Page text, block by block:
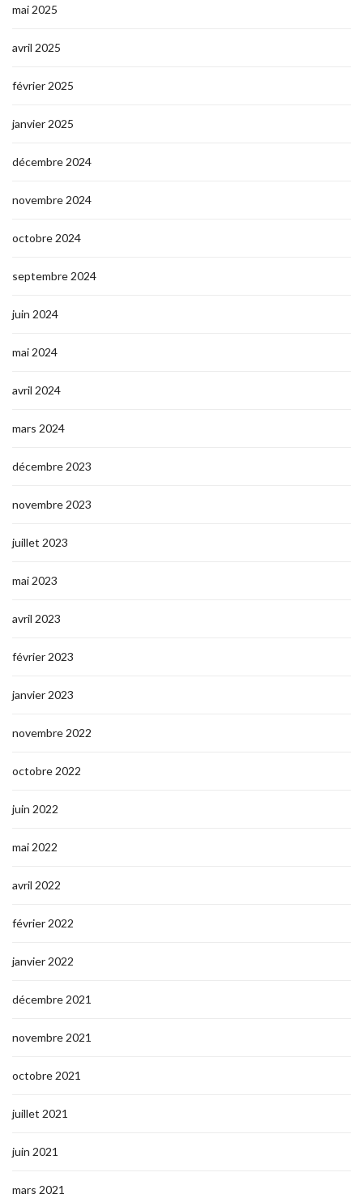
mai 2025
avril 2025
février 2025
janvier 2025
décembre 2024
novembre 2024
octobre 2024
septembre 2024
juin 2024
mai 2024
avril 2024
mars 2024
décembre 2023
novembre 2023
juillet 2023
mai 2023
avril 2023
février 2023
janvier 2023
novembre 2022
octobre 2022
juin 2022
mai 2022
avril 2022
février 2022
janvier 2022
décembre 2021
novembre 2021
octobre 2021
juillet 2021
juin 2021
mars 2021